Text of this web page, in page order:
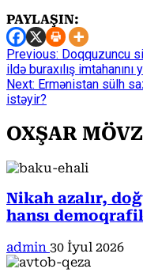
PAYLAŞIN:
Continue
Reading
Previous: Doqquzuncu
ildə buraxılış
Next: Ermənistan sülh
istəyir?
OXŞAR
Nikah azalır,
hansı
admin 30 İyul 2026